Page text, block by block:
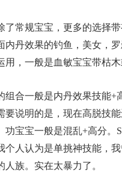
了常规宝宝，更多的选择
内丹效果的钓鱼，美女，
用，一般是血敏宝宝带枯
组合一般是内丹效果技能
要说明的是，现在高脱技
功宝宝一般是混乱+高分。
个人认为是单挑神技能，
人族。实在太暴力了。